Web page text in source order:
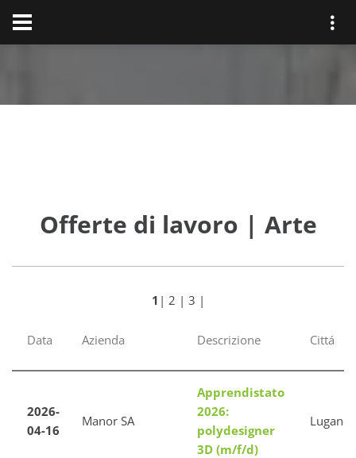
Offerte di lavoro | Arte
1 | 2 | 3 |
Data Azienda Descrizione Cittá
2026-
04-16
Manor SA
Apprendistato
2026:
polydesigner
3D (m/f/d)
Lugano